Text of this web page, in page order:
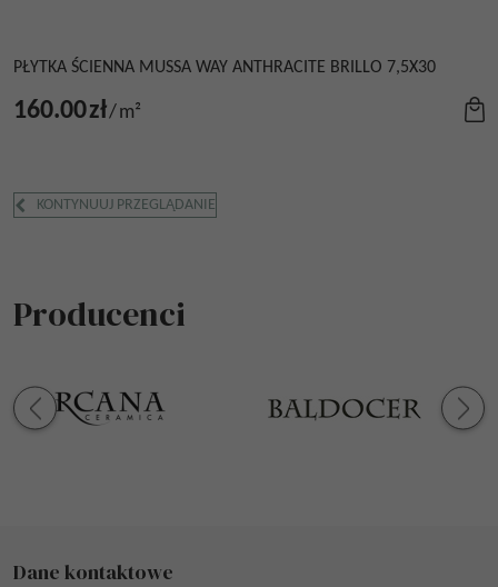
PŁYTKA ŚCIENNA MUSSA WAY ANTHRACITE BRILLO 7,5X30
160.00zł/m²
KONTYNUUJ PRZEGLĄDANIE
Producenci
Dane kontaktowe